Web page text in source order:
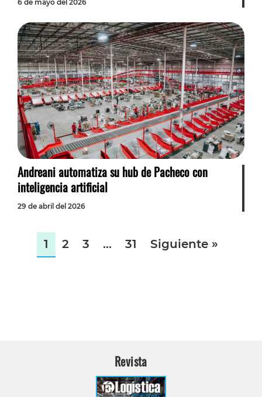
6 de mayo del 2026
Andreani automatiza su hub de Pacheco con
inteligencia artificial
29 de abril del 2026
1 2 3 … 31 Siguiente »
Revista